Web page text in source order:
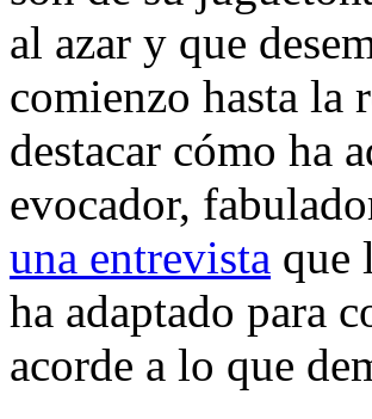
al azar y que
comienzo hasta la
destacar cómo ha
evocador,
una entrevista que
ha adaptado para
acorde a lo que